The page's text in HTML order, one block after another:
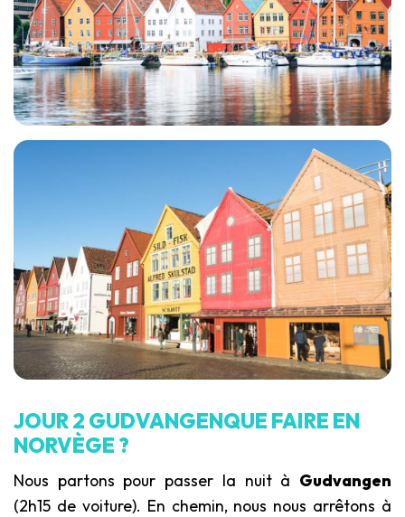
JOUR 2 GUDVANGENQUE FAIRE EN
NORVÈGE ?
Nous partons pour passer la nuit à Gudvangen
(2h15 de voiture). En chemin, nous nous arrêtons à